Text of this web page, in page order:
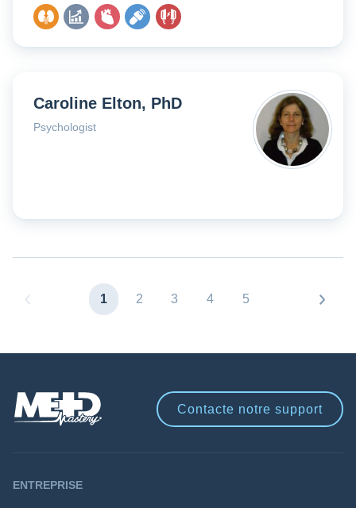
Caroline Elton, PhD
Psychologist
1 2 3 4 5
Contacte notre support
ENTREPRISE